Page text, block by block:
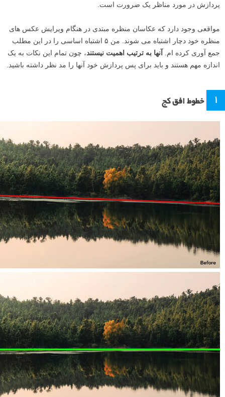
پردازش در مورد مناظر یک ضرورت است.
مواقعی وجود دارد که عکاسان منظره مبتدی در هنگام ویرایش عکس های
منظره خود دچار اشتباه می شوند. من ۵ اشتباه اساسی را در این مطلب
جمع آوری کرده ام. آنها به ترتیب اهمیت نیستند، چون تمام این نکات به یک
اندازه مهم هستند و باید برای پس پردازش خود آنها را مد نظر داشته باشید.
۱ خطوط افق کج